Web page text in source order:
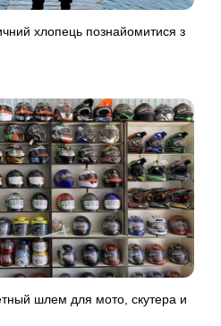
хлопець познайомитися з
шлем для мото, скутера и